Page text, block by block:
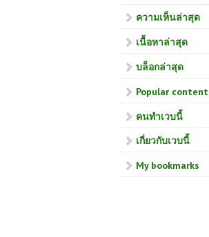
ความเห็นล่าสุด
เนื้อหาล่าสุด
บล็อกล่าสุด
Popular content
คนทำเวบนี้
เกี่ยวกับเวบนี้
My bookmarks